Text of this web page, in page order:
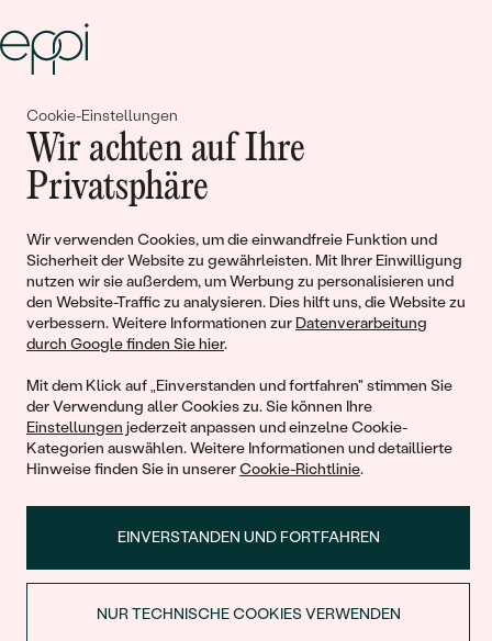
Cookie-Einstellungen
Wir achten auf Ihre
Privatsphäre
Wir verwenden Cookies, um die einwandfreie Funktion und
Sicherheit der Website zu gewährleisten. Mit Ihrer Einwilligung
nutzen wir sie außerdem, um Werbung zu personalisieren und
den Website-Traffic zu analysieren. Dies hilft uns, die Website zu
verbessern. Weitere Informationen zur Datenverarbeitung
durch Google finden Sie hier.
Mit dem Klick auf „Einverstanden und fortfahren" stimmen Sie
der Verwendung aller Cookies zu. Sie können Ihre
Einstellungen jederzeit anpassen und einzelne Cookie-
Kategorien auswählen. Weitere Informationen und detaillierte
Hinweise finden Sie in unsererCookie-Richtlinie.
EINVERSTANDEN UND FORTFAHREN
NUR TECHNISCHE COOKIES VERWENDEN
Gemeinsam erschaffen wir
Geschichten von Schönheit und
Liebe
Begleiten Sie uns!